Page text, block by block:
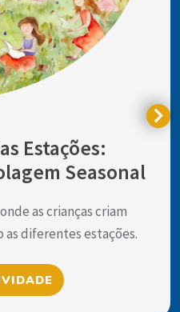
Estações:
Seasonal
as crianças criam
diferentes estações.